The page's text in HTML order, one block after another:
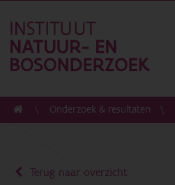
Onderzoek & resultaten
Terug naar overzicht